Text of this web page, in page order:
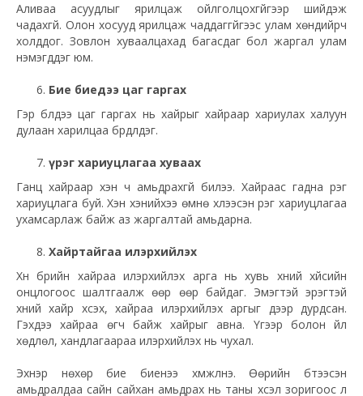
Аливаа асуудлыг ярилцаж ойлголцохгүйгээр шийдэж
чадахгүй. Олон хосууд ярилцаж чаддаггүйгээс улам хөндийрч
холддог. Зовлон хуваалцахад багасдаг бол жаргал улам
нэмэгддэг юм.
Бие биедээ цаг гаргах
Гэр бүлдээ цаг гаргах нь хайрыг хайраар хариулах халуун
дулаан харилцаа бүрдүүлдэг.
Үүрэг хариуцлагаа хуваах
Ганц хайраар хэн ч амьдрахгүй билээ. Хайраас гадна үүрэг
хариуцлага буй. Хэн хэнийхээ өмнө хүлээсэн үүрэг хариуцлагаа
ухамсарлаж байж аз жаргалтай амьдарна.
Хайртайгаа илэрхийлэх
Хүн бүрийн хайраа илэрхийлэх арга нь хувь хүний хүйсийн
онцлогоос шалтгаалж өөр өөр байдаг. Эмэгтэй эрэгтэй
хүний хайр хүсэх, хайраа илэрхийлэх аргыг дээр дурдсан.
Гэхдээ хайраа өгч байж хайрыг авна. Үгээр болон үйл
хөдлөл, хандлагаараа илэрхийлэх нь чухал.
Эхнэр нөхөр бие биенээ хүмүүжүүлнэ. Өөрийн бүтээсэн
амьдралдаа сайн сайхан амьдрах нь таны хүсэл зоригоос л